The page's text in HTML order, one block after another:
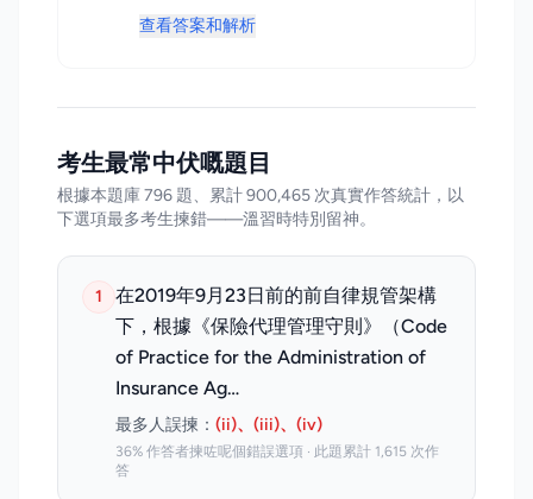
查看答案和解析
考生最常中伏嘅題目
根據本題庫 796 題、累計 900,465 次真實作答統計，以
下選項最多考生揀錯——溫習時特別留神。
1
在2019年9月23日前的前自律規管架構
下，根據《保險代理管理守則》（Code
of Practice for the Administration of
Insurance Ag…
最多人誤揀： (ii)、(iii)、(iv)
36% 作答者揀咗呢個錯誤選項 · 此題累計 1,615 次作
答